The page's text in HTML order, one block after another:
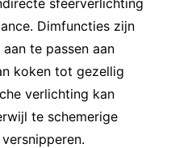
Dimfuncties zijn
te passen aan
koken tot gezellig
verlichting kan
te schemerige